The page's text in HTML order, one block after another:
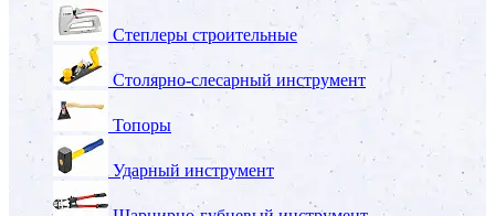
Степлеры строительные
Столярно-слесарный инструмент
Топоры
Ударный инструмент